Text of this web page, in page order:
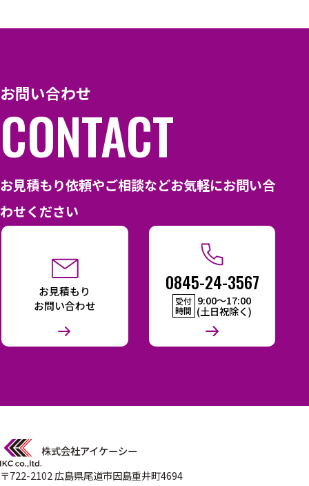
お問い合わせ
CONTACT
お見積もり依頼やご相談などお気軽にお問い合
わせください
お見積もり
お問い合わせ
0845-24-3567
受付
時間
9:00〜17:00
(土日祝除く)
株式会社アイケーシー
〒722-2102 広島県尾道市因島重井町4694